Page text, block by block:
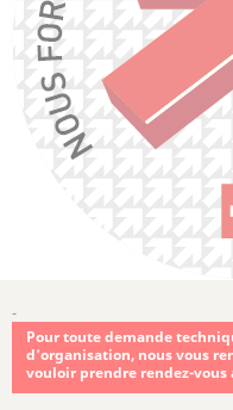
-
Pour toute demande
d'organisation, nous vous
vouloir prendre rendez-vous